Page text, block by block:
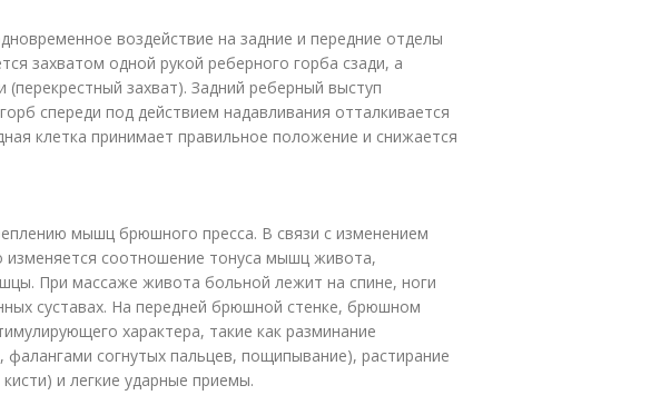
воздействие на задние и передние отделы
захватом одной рукой реберного горба сзади, а
(перекрестный захват). Задний реберный выступ
спереди под действием надавливания отталкивается
клетка принимает правильное положение и снижается
мышц брюшного пресса. В связи с изменением
изменяется соотношение тонуса мышц живота,
При массаже живота больной лежит на спине, ноги
суставах. На передней брюшной стенке, брюшном
характера, такие как разминание
согнутых пальцев, пощипывание), растирание
и легкие ударные приемы.